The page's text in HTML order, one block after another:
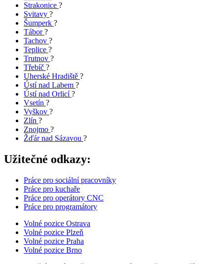
Strakonice ?
Svitavy ?
Šumperk ?
Tábor?
Tachov ?
Teplice ?
Trutnov ?
Třebíč ?
Uherské Hradiště ?
Ústí nad Labem ?
Ústí nad Orlicí?
Vsetín ?
Vyškov ?
Zlín ?
Znojmo ?
Žďár nad Sázavou ?
Užitečné odkazy:
Práce pro sociální pracovníky
Práce pro kuchaře
Práce pro operátory CNC
Práce pro programátory
Volné pozice Ostrava
Volné pozice Plzeň
Volné pozice Praha
Volné pozice Brno